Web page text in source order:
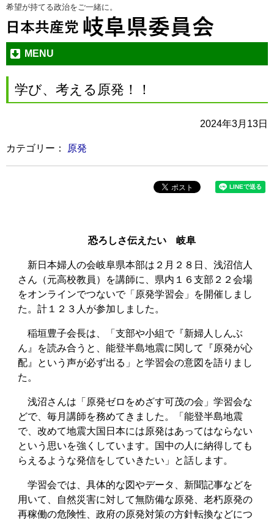
本
文
ジ
ャ
メ
ニ
ー
へ
る
希望が持てる政治をご一緒に。
MENU
学び、考える原発！！
2024年3月13日
カテゴリー： 原発
恐ろしさ伝えたい 岐阜
新日本婦人の会岐阜県本部は２月２８日、浅沼信人
さん（元高校教員）を講師に、県内１６支部２２会場
をオンラインでつないで「原発学習会」を開催しまし
た。計１２３人が参加しました。
稲垣豊子会長は、「支部や小組で『新婦人しんぶ
ん』を読み合うと、能登半島地震に関して『原発が心
配』という声が必ず出る」と学習会の意図を語りまし
た。
浅沼さんは「原発ゼロをめざす可茂の会」学習会な
どで、毎月講師を務めてきました。「能登半島地震
で、改めて地震大国日本には原発はあってはならない
という思いを強くしています。国中の人に納得しても
らえるような発信をしていきたい」と話します。
学習会では、具体的な図やデータ、新聞記事などを
用いて、自然災害に対して無防備な原発、老朽原発の
再稼働の危険性、政府の原発対策の方針転換などにつ